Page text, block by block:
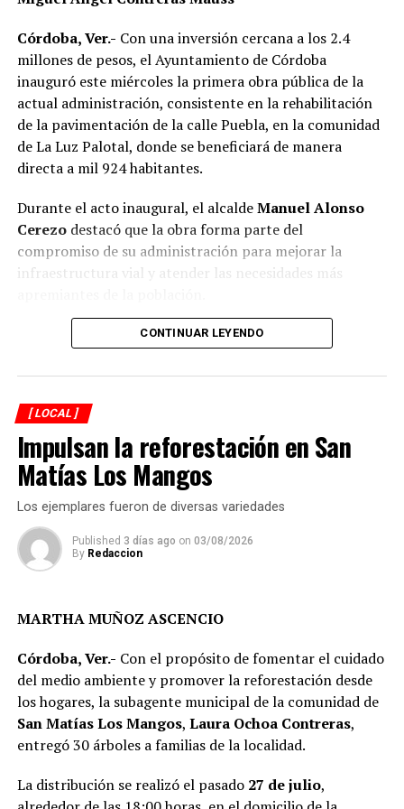
Como parte del fortalecimiento institucional, el
Ayuntamiento también informó que recientemente
fueron incorporadas nuevas unidades vehiculares para
ampliar la capacidad operativa de la corporación. Dos de
esos vehículos fueron asignados a la Policía de
Proximidad de Género, área encargada de atender casos
situación de vulnerabilidad.
En el acto participaron integrantes del Cabildo, mandos
policiacos y personal de las distintas áreas de Seguridad
nuevo equipamiento.
fortalecer la capacidad de respuesta de las
corporaciones de seguridad y mejorar las condiciones en
las que desempeñan sus labores los elementos
encargados de la vigilancia y la atención de emergencias
en el municipio.
Córdoba, Ver.- Con una inversión cercana a los 2.4
millones de pesos, el Ayuntamiento de Córdoba
inauguró este miércoles la primera obra pública de la
actual administración, consistente en la rehabilitación
de la pavimentación de la calle Puebla, en la comunidad
de La Luz Palotal, donde se beneficiará de manera
directa a mil 924 habitantes.
Durante el acto inaugural, el alcaldeManuel Alonso
Cerezodestacó que la obra forma parte del
compromiso de su administración para mejorar la
infraestructura vial y atender las necesidades más
El presidente municipal señaló que los trabajos fueron
importante el plazo establecido en el contrato, cuya
fecha de terminación estaba prevista para el próximo 12
de septiembre. Reconoció que el municipio enfrenta
diversos rezagos en materia de infraestructura, aunque
aseguró que durante su administración se continuará
ejecutando obra pública en colonias y comunidades.
asfáltica en caliente sobre una superficie de 2 mil 200
CONTINUAR LEYENDO
[ LOCAL ]
Impulsan la reforestación en San
Matías Los Mangos
Los ejemplares fueron de diversas variedades
Published 3 días ago on 03/08/2026
By Redaccion
MARTHA MUÑOZ ASCENCIO
Córdoba, Ver.- Con el propósito de fomentar el cuidado
del medio ambiente y promover la reforestación desde
los hogares, la subagente municipal de la comunidad de
San Matías Los Mangos, Laura Ochoa Contreras,
entregó 30 árboles a familias de la localidad.
La distribución se realizó el pasado 27 de julio,